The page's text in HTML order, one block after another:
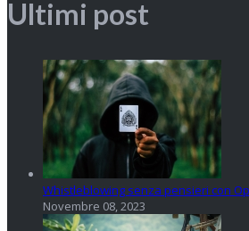
Ultimi post
Whistleblowing senza pensieri con
Novembre 08, 2023